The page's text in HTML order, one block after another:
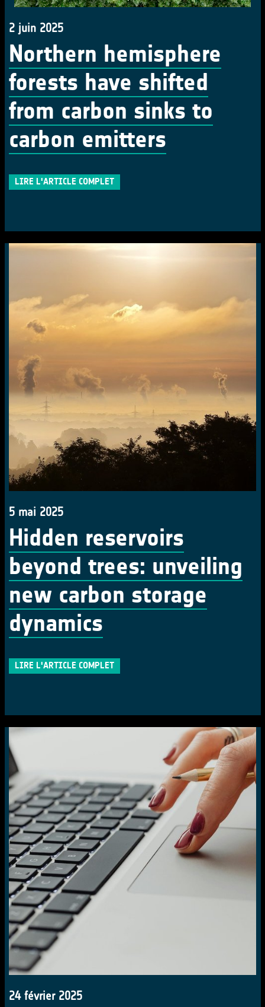
2 juin 2025
Northern hemisphere
forests have shifted
from carbon sinks to
carbon emitters
LIRE L'ARTICLE COMPLET
5 mai 2025
Hidden reservoirs
beyond trees: unveiling
new carbon storage
dynamics
LIRE L'ARTICLE COMPLET
24 février 2025